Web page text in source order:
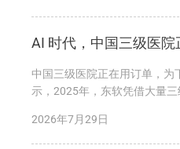
AI 时代，中国三级医院
中国三级医院正在用订单，为
示，2025年，东软凭借大量
2026年7月29日